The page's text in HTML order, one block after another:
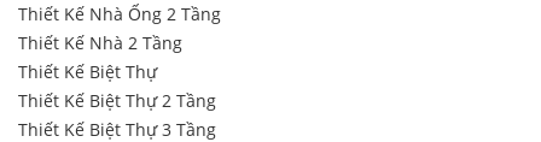
Thiết Kế Nhà Ống 2 Tầng
Thiết Kế Nhà 2 Tầng
Thiết Kế Biệt Thự
Thiết Kế Biệt Thự 2 Tầng
Thiết Kế Biệt Thự 3 Tầng